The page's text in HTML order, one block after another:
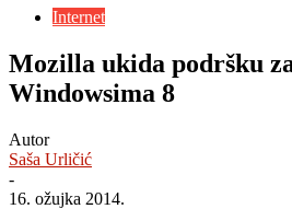
Internet
Mozilla ukida podršku
Windowsima 8
Autor
Saša Urličić
-
16. ožujka 2014.